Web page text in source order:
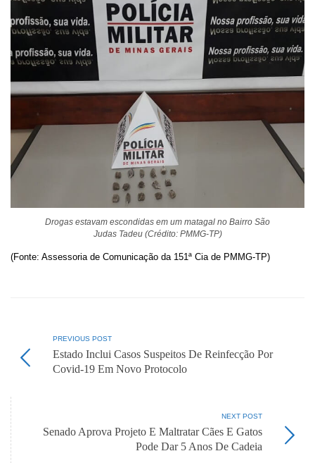
Drogas estavam escondidas em um matagal no Bairro São
Judas Tadeu (Crédito: PMMG-TP)
(Fonte: Assessoria de Comunicação da 151ª Cia de PMMG-TP)
PREVIOUS POST
Estado Inclui Casos Suspeitos De Reinfecção Por
Covid-19 Em Novo Protocolo
NEXT POST
Senado Aprova Projeto E Maltratar Cães E Gatos
Pode Dar 5 Anos De Cadeia